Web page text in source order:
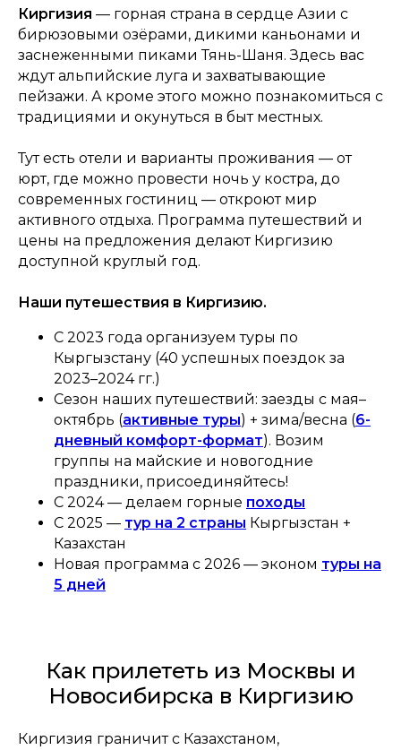
Киргизия — горная страна в сердце Азии с
бирюзовыми озёрами, дикими каньонами и
заснеженными пиками Тянь-Шаня. Здесь вас
ждут альпийские луга и захватывающие
пейзажи. А кроме этого можно познакомиться с
традициями и окунуться в быт местных.
Тут есть отели и варианты проживания — от
юрт, где можно провести ночь у костра, до
современных гостиниц — откроют мир
активного отдыха. Программа путешествий и
цены на предложения делают Киргизию
доступной круглый год.
Наши путешествия в Киргизию.
С 2023 года организуем туры по
Кыргызстану (40 успешных поездок за
2023–2024 гг.)
Сезон наших путешествий: заезды с мая–
октябрь (активные туры) + зима/весна (6-
дневный комфорт-формат). Возим
группы на майские и новогодние
праздники, присоединяйтесь!
С 2024 — делаем горные походы
С 2025 — тур на 2 страны Кыргызстан +
Казахстан
Новая программа с 2026 — эконом туры на
5 дней
Как прилететь из Москвы и
Новосибирска в Киргизию
Киргизия граничит с Казахстаном,